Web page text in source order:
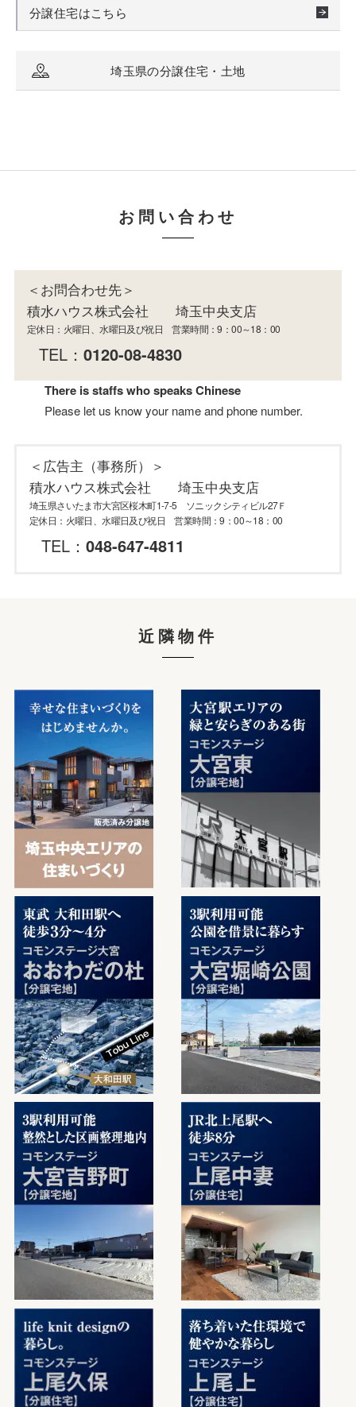
分譲住宅はこちら
埼玉県の分譲住宅・土地
お問い合わせ
＜お問合わせ先＞
積水ハウス株式会社 埼玉中央支店
定休日：火曜日、水曜日及び祝日 営業時間：9：00～18：00
TEL：0120-08-4830
There is staffs who speaks Chinese
Please let us know your name and phone number.
＜広告主（事務所）＞
積水ハウス株式会社 埼玉中央支店
埼玉県さいたま市大宮区桜木町1-7-5 ソニックシティビル27Ｆ
定休日：火曜日、水曜日及び祝日 営業時間：9：00～18：00
TEL： 048-647-4811
近隣物件